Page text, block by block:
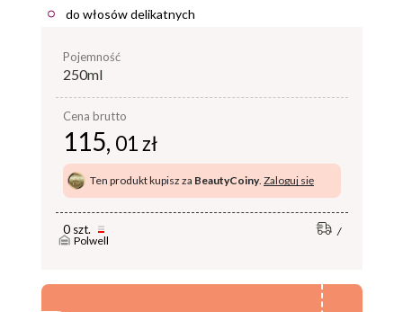
do włosów delikatnych
pojemność
250ml
Cena brutto
115, 01 zł
Ten produkt kupisz za BeautyCoiny. Zaloguj się
0 szt.
Polwell